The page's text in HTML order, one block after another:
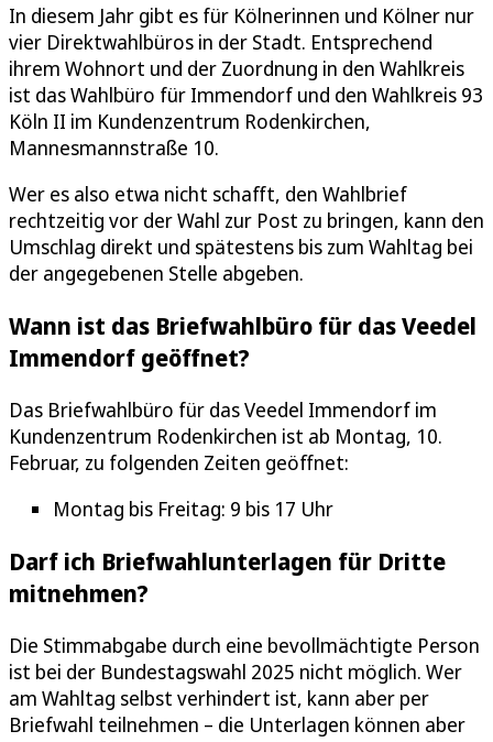
In diesem Jahr gibt es für Kölnerinnen und Kölner nur
vier Direktwahlbüros in der Stadt. Entsprechend
ihrem Wohnort und der Zuordnung in den Wahlkreis
ist das Wahlbüro für Immendorf und den Wahlkreis 93
Köln II im Kundenzentrum Rodenkirchen,
Mannesmannstraße 10.
Wer es also etwa nicht schafft, den Wahlbrief
rechtzeitig vor der Wahl zur Post zu bringen, kann den
Umschlag direkt und spätestens bis zum Wahltag bei
der angegebenen Stelle abgeben.
Wann ist das Briefwahlbüro für das Veedel
Immendorf geöffnet?
Das Briefwahlbüro für das Veedel Immendorf im
Kundenzentrum Rodenkirchen ist ab Montag, 10.
Februar, zu folgenden Zeiten geöffnet:
Montag bis Freitag: 9 bis 17 Uhr
Darf ich Briefwahlunterlagen für Dritte
mitnehmen?
Die Stimmabgabe durch eine bevollmächtigte Person
ist bei der Bundestagswahl 2025 nicht möglich. Wer
am Wahltag selbst verhindert ist, kann aber per
Briefwahl teilnehmen – die Unterlagen können aber